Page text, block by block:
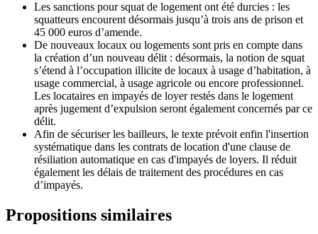
Les sanctions pour squat de logement ont été durcies : les
squatteurs encourent désormais jusqu’à trois ans de prison et
45 000 euros d’amende.
De nouveaux locaux ou logements sont pris en compte dans
la création d’un nouveau délit : désormais, la notion de squat
s’étend à l’occupation illicite de locaux à usage d’habitation, à
usage commercial, à usage agricole ou encore professionnel.
Les locataires en impayés de loyer restés dans le logement
après jugement d’expulsion seront également concernés par ce
délit.
Afin de sécuriser les bailleurs, le texte prévoit enfin l'insertion
systématique dans les contrats de location d'une clause de
résiliation automatique en cas d'impayés de loyers. Il réduit
également les délais de traitement des procédures en cas
d’impayés.
Propositions similaires